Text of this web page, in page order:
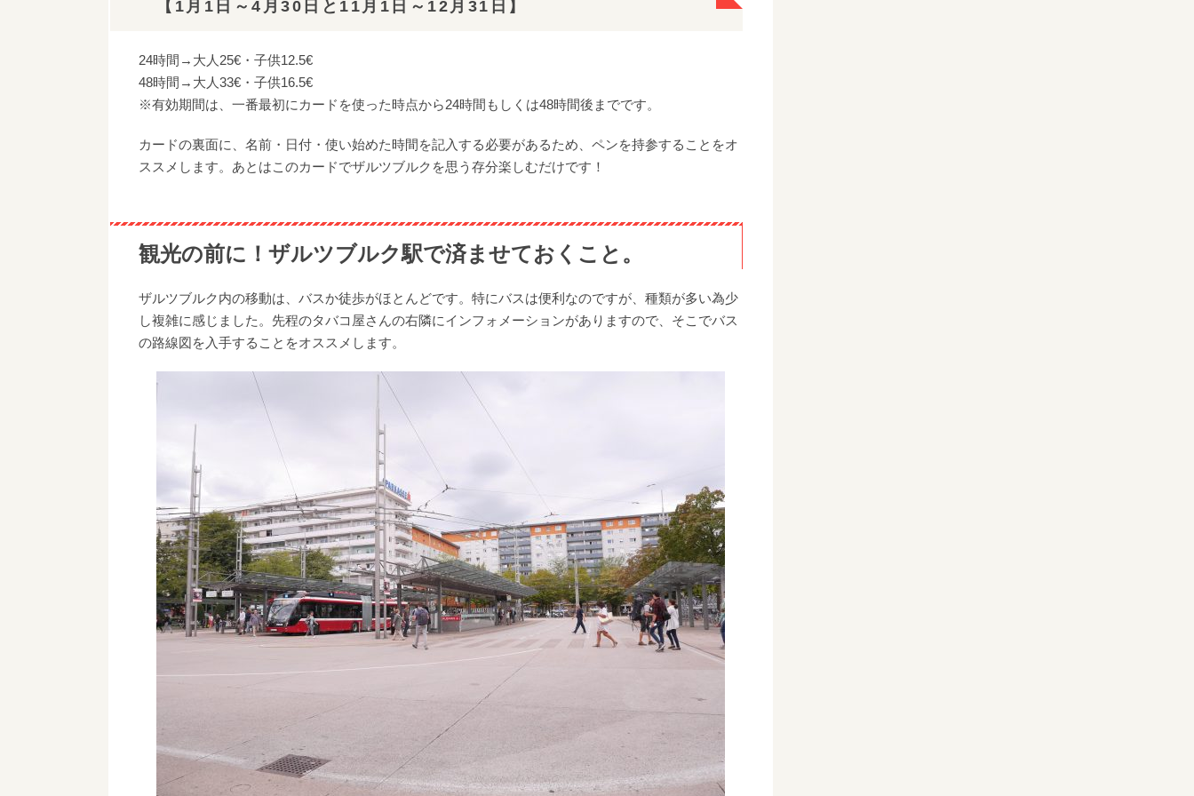
【1月1日～4月30日と11月1日～12月31日】
24時間→大人25€・子供12.5€
48時間→大人33€・子供16.5€
※有効期間は、一番最初にカードを使った時点から24時間もしくは48時間後までです。
カードの裏面に、名前・日付・使い始めた時間を記入する必要があるため、ペンを持参することをオ
ススメします。あとはこのカードでザルツブルクを思う存分楽しむだけです！
観光の前に！ザルツブルク駅で済ませておくこと。
ザルツブルク内の移動は、バスか徒歩がほとんどです。特にバスは便利なのですが、種類が多い為少
し複雑に感じました。先程のタバコ屋さんの右隣にインフォメーションがありますので、そこでバス
の路線図を入手することをオススメします。